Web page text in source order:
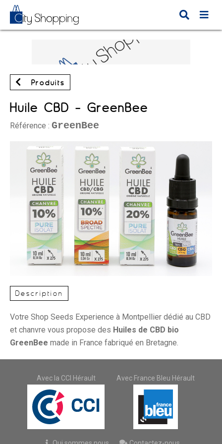
Produits
Huile CBD - GreenBee
Référence : GreenBee
Description
Votre Shop Seeds Experience à Montpellier dédié au CBD
et chanvre vous propose des Huiles de CBD bio
GreenBee made in France fabriqué en Bretagne.
Avec la CCI Hérault Avec France Bleu Hérault